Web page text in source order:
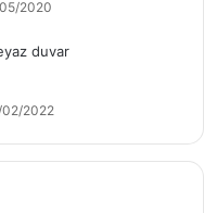
2020
2022